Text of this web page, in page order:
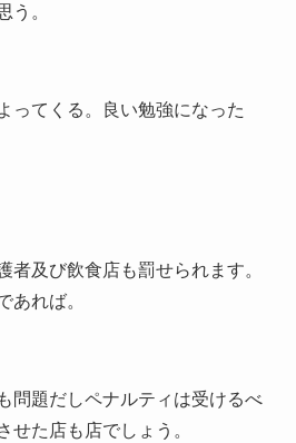
う。
ってくる。良い勉強になった
者及び飲食店も罰せられます。
あれば。
問題だしペナルティは受けるべ
せた店も店でしょう。